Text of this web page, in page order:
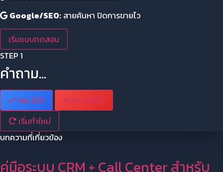
Google/SEO: สายค้นหา ปิดการขายไว
เริ่มแบบทดสอบ
STEP 1
คำถาม...
Yes (ใช่)
No (ไม่ใช่)
เริ่มทำใหม่
บทความที่เกี่ยวข้อง
คู่มือระบบ CRM + Call Center สำหรับ